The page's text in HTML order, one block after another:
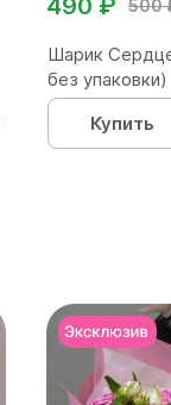
500
Шарик
без упаковки)
Купить